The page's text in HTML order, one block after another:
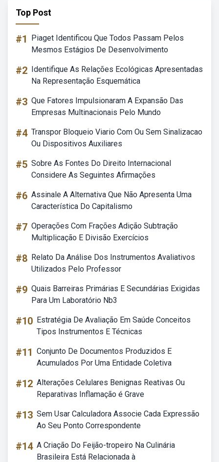
Top Post
#1
Piaget Identificou Que Todos Passam Pelos
Mesmos Estágios De Desenvolvimento
#2 Identifique As Relações Ecológicas Apresentadas
Na Representação Esquemática
#3 Que Fatores Impulsionaram A Expansão Das
Empresas Multinacionais Pelo Mundo
#4 Transpor Bloqueio Viario Com Ou Sem Sinalizacao
Ou Dispositivos Auxiliares
#5 Sobre As Fontes Do Direito Internacional
Considere As Seguintes Afirmações
#6 Assinale A Alternativa Que Não Apresenta Uma
Característica Do Capitalismo
#7 Operações Com Frações Adição Subtração
Multiplicação E Divisão Exercícios
#8 Relato Da Análise Dos Instrumentos Avaliativos
Utilizados Pelo Professor
#9 Quais Barreiras Primárias E Secundárias Exigidas
Para Um Laboratório Nb3
#10 Estratégia De Avaliação Em Saúde Conceitos
Tipos Instrumentos E Técnicas
#11 Conjunto De Documentos Produzidos E
Acumulados Por Uma Entidade Coletiva
#12 Alterações Celulares Benignas Reativas Ou
Reparativas Inflamação é Grave
#13 Sem Usar Calculadora Associe Cada Expressão
Ao Seu Ponto Correspondente
#14 A Criação Do Feijão-tropeiro Na Culinária
Brasileira Está Relacionada à